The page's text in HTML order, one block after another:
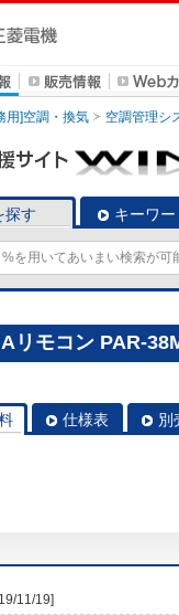
用]空調・換気 空調管理シ
探す キーワ
リモコン PAR-
仕様表 別
11/19]